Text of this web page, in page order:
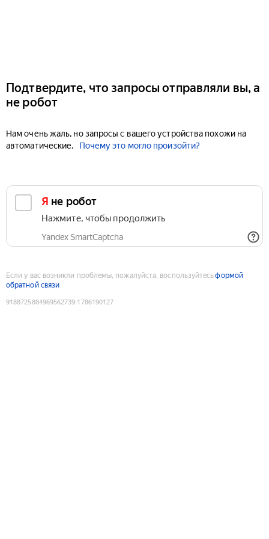
Подтвердите, что запросы отправляли вы, а
не робот
Нам очень жаль, но запросы с вашего устройства похожи на
автоматические.
Почему это могло произойти?
Я не робот
Нажмите, чтобы продолжить
Yandex SmartCaptcha
Если у вас возникли проблемы, пожалуйста, воспользуйтесьформой
обратной связи
9188725884969562739:1786190127